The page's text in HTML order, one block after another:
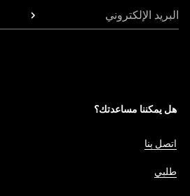
البريد الإلكتروني
هل يمكننا مساعدتك؟
اتصل بنا
طلبي